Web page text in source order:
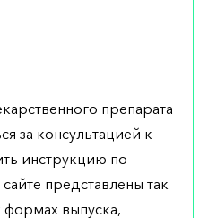
препарата
за консультацией к
инструкцию по
представлены так
формах выпуска,